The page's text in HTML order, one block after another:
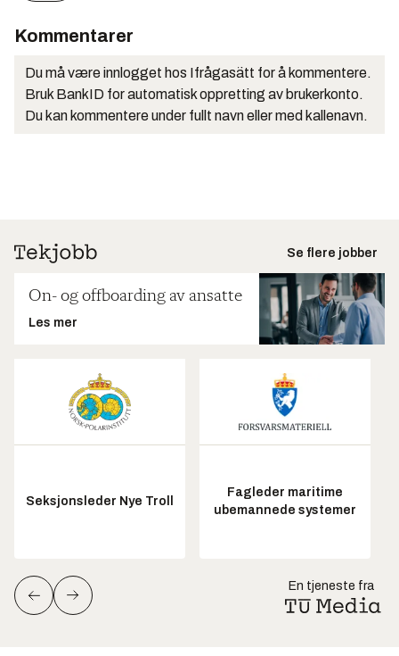
Kommentarer
Du må være innlogget hos Ifrågasätt for å kommentere.
Bruk BankID for automatisk oppretting av brukerkonto.
Du kan kommentere under fullt navn eller med kallenavn.
Se flere jobber
On- og offboarding av ansatte
Les mer
Seksjonsleder Nye Troll
Fagleder maritime
ubemannede systemer
En tjeneste fra